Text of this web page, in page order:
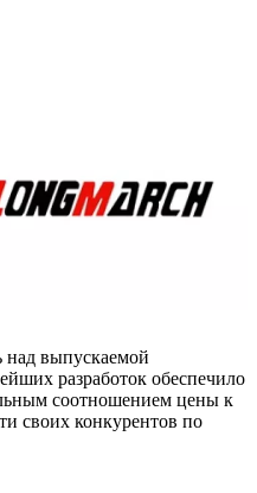
над выпускаемой
разработок обеспечило
соотношением цены к
своих конкурентов по